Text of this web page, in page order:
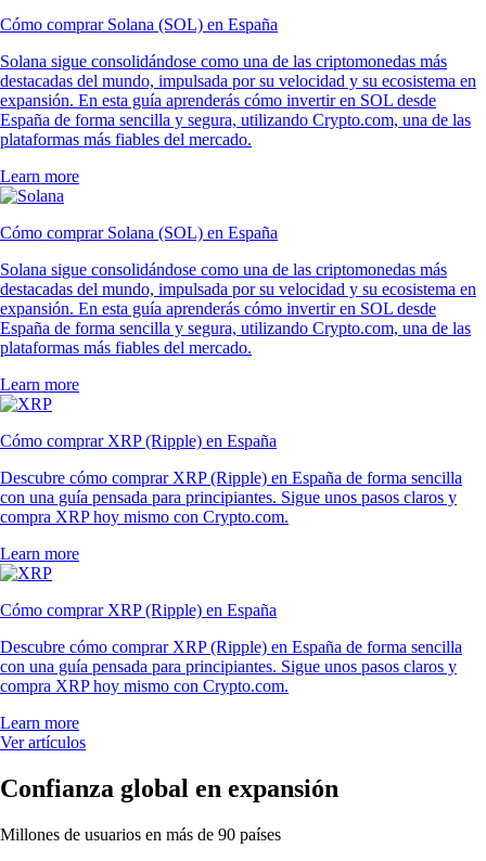
Cómo comprar Solana (SOL) en España
Solana sigue consolidándose como una de las criptomonedas más
destacadas del mundo, impulsada por su velocidad y su ecosistema en
expansión. En esta guía aprenderás cómo invertir en SOL desde
España de forma sencilla y segura, utilizando Crypto.com, una de las
plataformas más fiables del mercado.
Learn more
Cómo comprar Solana (SOL) en España
Solana sigue consolidándose como una de las criptomonedas más
destacadas del mundo, impulsada por su velocidad y su ecosistema en
expansión. En esta guía aprenderás cómo invertir en SOL desde
España de forma sencilla y segura, utilizando Crypto.com, una de las
plataformas más fiables del mercado.
Learn more
Cómo comprar XRP (Ripple) en España
Descubre cómo comprar XRP (Ripple) en España de forma sencilla
con una guía pensada para principiantes. Sigue unos pasos claros y
compra XRP hoy mismo con Crypto.com.
Learn more
Cómo comprar XRP (Ripple) en España
Descubre cómo comprar XRP (Ripple) en España de forma sencilla
con una guía pensada para principiantes. Sigue unos pasos claros y
compra XRP hoy mismo con Crypto.com.
Learn more
Ver artículos
Confianza global en expansión
Millones de usuarios en más de 90 países